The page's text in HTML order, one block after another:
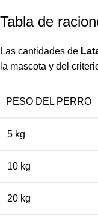
Tabla de
Las cantidades de
la mascota y del
PESO DEL PERRO
5 kg
10 kg
20 kg